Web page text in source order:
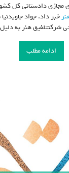
مجازی دادستانی کل
خبر داد. جواد جاویدنیا
شرکتتلفیق هنر به
ادامه مطلب